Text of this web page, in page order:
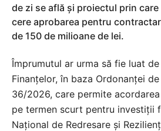
de zi se află și proiectul prin
cere aprobarea pentru
de 150 de milioane de lei.
Împrumutul ar urma să fie luat
Finanțelor, în baza Ordonanței
36/2026, care permite
pe termen scurt pentru investiții
Național de Redresare și